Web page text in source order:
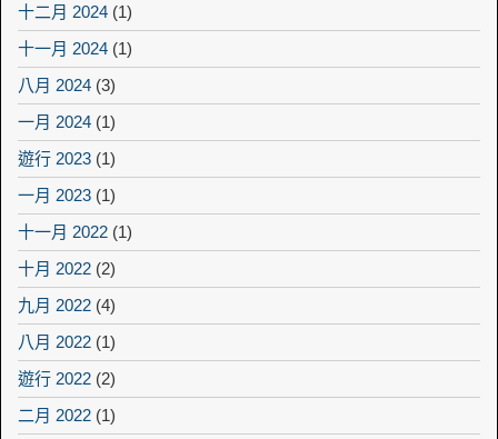
十二月 2024 (1)
十一月 2024 (1)
八月 2024 (3)
一月 2024 (1)
遊行 2023 (1)
一月 2023 (1)
十一月 2022 (1)
十月 2022 (2)
九月 2022 (4)
八月 2022 (1)
遊行 2022 (2)
二月 2022 (1)